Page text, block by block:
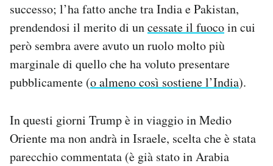
successo; l’ha fatto anche tra India e Pakistan,
prendendosi il merito di uncessate il fuocoin cui
però sembra avere avuto un ruolo molto più
marginale di quello che ha voluto presentare
pubblicamente (o almeno così sostiene l’India).
In questi giorni Trump è in viaggio in Medio
Oriente ma non andrà in Israele, scelta che è stata
parecchio commentata (è già stato in Arabia